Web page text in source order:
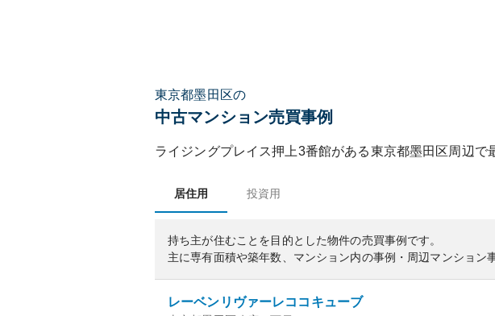
東京都墨田区の
中古マンション売買事例
ライジングプレイス押上3番館がある東京都墨田区周辺で
居住用 投資用
持ち主が住むことを目的とした物件の売買事例です。
主に専有面積や築年数、マンション内の事例・周辺マンション
レーベンリヴァーレココキューブ